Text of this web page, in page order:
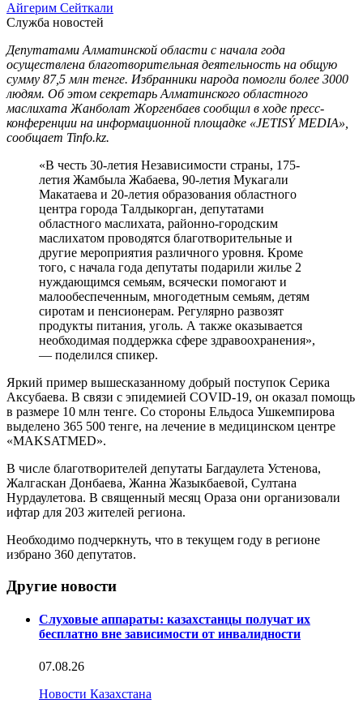
Айгерим Сейткали
Служба новостей
Депутатами Алматинской области с начала года
осуществлена благотворительная деятельность на общую
сумму 87,5 млн тенге. Избранники народа помогли более 3000
людям. Об этом секретарь Алматинского областного
маслихата Жанболат Жоргенбаев сообщил в ходе пресс-
конференции на информационной площадке «JETISÝ MEDIA»,
сообщает Tinfo.kz.
«В честь 30-летия Независимости страны, 175-
летия Жамбыла Жабаева, 90-летия Мукагали
Макатаева и 20-летия образования областного
центра города Талдыкорган, депутатами
областного маслихата, районно-городским
маслихатом проводятся благотворительные и
другие мероприятия различного уровня. Кроме
того, с начала года депутаты подарили жилье 2
нуждающимся семьям, всячески помогают и
малообеспеченным, многодетным семьям, детям
сиротам и пенсионерам. Регулярно развозят
продукты питания, уголь. А также оказывается
необходимая поддержка сфере здравоохранения»,
— поделился спикер.
Яркий пример вышесказанному добрый поступок Серика
Аксубаева. В связи с эпидемией COVID-19, он оказал помощь
в размере 10 млн тенге. Со стороны Ельдоса Ушкемпирова
выделено 365 500 тенге, на лечение в медицинском центре
«MAKSATMED».
В числе благотворителей депутаты Багдаулета Устенова,
Жалгаскан Донбаева, Жанна Жазыкбаевой, Султана
Нурдаулетова. В священный месяц Ораза они организовали
ифтар для 203 жителей региона.
Необходимо подчеркнуть, что в текущем году в регионе
избрано 360 депутатов.
Другие новости
Слуховые аппараты: казахстанцы получат их
бесплатно вне зависимости от инвалидности
07.08.26
Новости Казахстана